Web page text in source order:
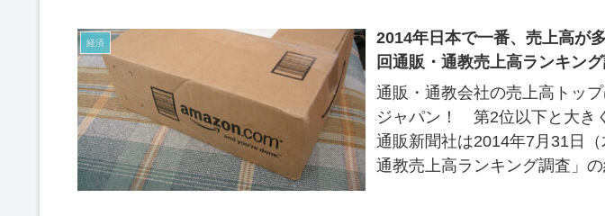
経済
2014年日本で一番、売上高が
回通販・通教売上高ランキン
通販・通教会社の売上高トッ
ジャパン！ 第2位以下と大き
通販新聞社は2014年7月31日（
通教売上高ランキング調査」